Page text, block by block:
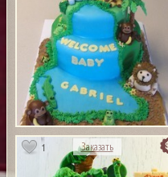
1 Заказать